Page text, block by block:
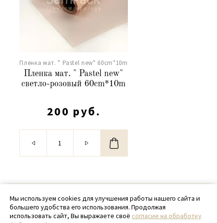
Пленка мат. " Pastel new" 60cm*10m
Пленка мат. " Pastel new"
светло-розовый 60cm*10m
200 руб.
© 2020 - 2026 SamPack
+ 7 (918) 699-97-87
Мы используем cookies для улучшения работы нашего сайта и
большего удобства его использования. Продолжая
использовать сайт, Вы выражаете своё согласие на обработку